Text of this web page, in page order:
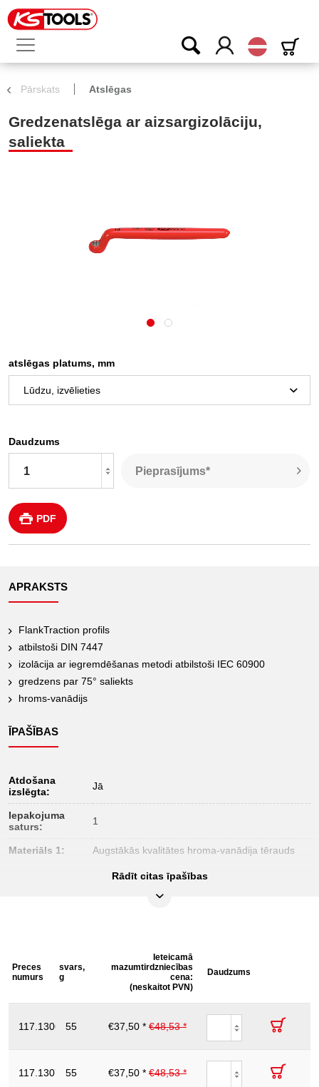
Latvijas
Pārskats Atslēgas
Gredzenatslēga ar aizsargizolāciju,
saliekta
atslēgas platums, mm
Daudzums
Pieprasījums*
PDF
APRAKSTS
FlankTraction profils
atbilstoši DIN 7447
izolācija ar iegremdēšanas metodi atbilstoši IEC 60900
gredzens par 75° saliekts
hroms-vanādijs
ĪPAŠĪBAS
Atdošana
izslēgta:
Jā
Iepakojuma
saturs:
1
Materiāls 1: Augstākās kvalitātes hroma-vanādija tērauds
Flank Traction
gredzens par 75° saliekts
izolācija ar iegremdēšanas metodi saskaņā ar
DIN EN 60900
Rādīt citas īpašības
Preces
numurs
Apraksts
atslēgas
platums,
mm
augstums,
svars,
g
Ieteicamā
mazumtirdzniecības
cena:
(neskaitot PVN)
Daudzums
117.1306
aizsargizolāciju,
6 142
55 €37,50 * €48,53 *
117.1307
aizsargizolāciju,
7 152
55 €37,50 * €48,53 *